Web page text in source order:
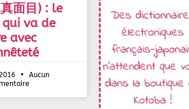
面目) : le
va de
avec
Aucun